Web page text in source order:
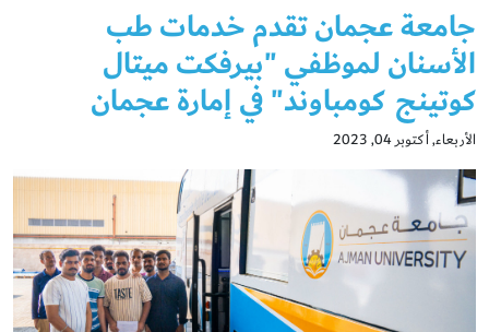
جامعة عجمان تقدم خدمات طب
الأسنان لموظفي "بيرفكت ميتال
كوتينج كومباوند" في إمارة عجمان
الأربعاء, أكتوبر 04, 2023